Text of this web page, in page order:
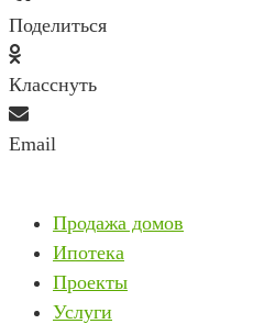
Поделиться
Класснуть
Email
Продажа домов
Ипотека
Проекты
Услуги